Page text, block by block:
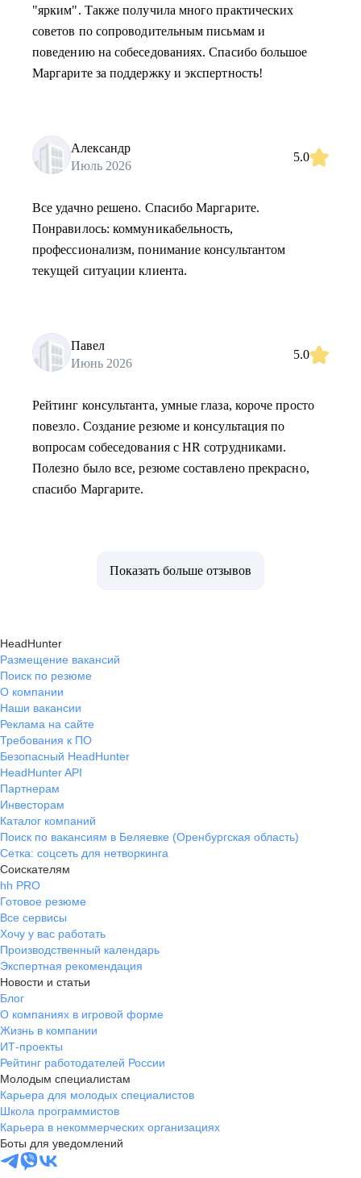
"ярким". Также получила много практических
советов по сопроводительным письмам и
поведению на собеседованиях. Спасибо большое
Маргарите за поддержку и экспертность!
Александр
Июль 2026
5.0
Все удачно решено. Спасибо Маргарите.
Понравилось: коммуникабельность,
профессионализм, понимание консультантом
текущей ситуации клиента.
Павел
Июнь 2026
5.0
Рейтинг консультанта, умные глаза, короче просто
повезло. Создание резюме и консультация по
вопросам собеседования с HR сотрудниками.
Полезно было все, резюме составлено прекрасно,
спасибо Маргарите.
Показать больше отзывов
HeadHunter
Размещение вакансий
Поиск по резюме
О компании
Наши вакансии
Реклама на сайте
Требования к ПО
Безопасный HeadHunter
HeadHunter API
Партнерам
Инвесторам
Каталог компаний
Поиск по вакансиям в Беляевке (Оренбургская область)
Сетка: соцсеть для нетворкинга
Соискателям
hh PRO
Готовое резюме
Все сервисы
Хочу у вас работать
Производственный календарь
Экспертная рекомендация
Новости и статьи
Блог
О компаниях в игровой форме
Жизнь в компании
ИТ-проекты
Рейтинг работодателей России
Молодым специалистам
Карьера для молодых специалистов
Школа программистов
Карьера в некоммерческих организациях
Боты для уведомлений